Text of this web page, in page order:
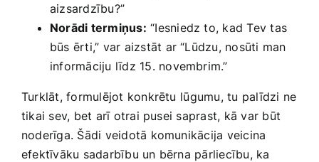
aizsardzību?”
Norādi termiņus: “Iesniedz to, kad Tev‍ tas
būs ērti,” var aizstāt ar “Lūdzu, nosūti man
informāciju līdz 15. novembrim.”
Turklāt, formulējot konkrētu⁣ lūgumu, ‍tu palīdzi ne
tikai sev, bet arī otrai pusei saprast, kā var būt
noderīga. Šādi veidotā komunikācija veicina
efektīvāku sadarbību un bērna pārliecību, ka